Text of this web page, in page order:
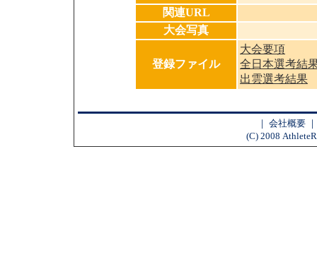
関連URL
大会写真
登録ファイル
大会要項
全日本選考結
出雲選考結果
｜ 会社概要
(C) 2008